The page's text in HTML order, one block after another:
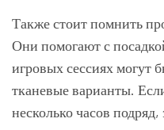
Также стоит помнить
Они помогают с
игровых сессиях
тканевые варианты.
несколько часов